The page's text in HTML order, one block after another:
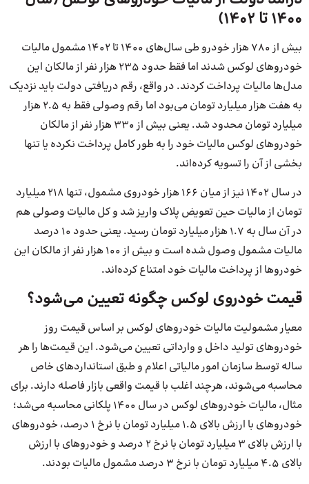
۱۴۰۰ تا ۱۴۰۲)
بیش از ۷۸۰ هزار خودرو طی سال‌های ۱۴۰۰ تا ۱۴۰۲ مشمول مالیات
خودروهای لوکس شدند اما فقط حدود ۲۳۵ هزار نفر از مالکان این
مدل‌ها مالیات پرداخت کردند. در واقع، رقم دریافتی دولت باید نزدیک
به هفت هزار میلیارد تومان می‌بود اما رقم وصولی فقط به ۲.۵ هزار
میلیارد تومان محدود شد. یعنی بیش از ۳۳۰ هزار نفر از مالکان
خودروهای لوکس مالیات خود را به طور کامل پرداخت نکرده یا تنها
بخشی از آن را تسویه کرده‌اند.
در سال ۱۴۰۲ نیز از میان ۱۶۶ هزار خودروی مشمول، تنها ۲۱۸ میلیارد
تومان از مالیات حین تعویض پلاک واریز شد و کل مالیات وصولی هم
در آن سال به ۱.۷ هزار میلیارد تومان رسید. یعنی حدود ۱۰ درصد
مالیات مشمول وصول شده است و بیش از ۱۰۰ هزار نفر از مالکان این
خودروها از پرداخت مالیات خود امتناع کرده‌اند.
قیمت خودروی لوکس چگونه تعیین می‌شود؟
معیار مشمولیت مالیات خودروهای لوکس بر اساس قیمت روز
خودروهای تولید داخل و وارداتی تعیین می‌شود. این قیمت‌ها را هر
ساله توسط سازمان امور مالیاتی اعلام و طبق استانداردهای خاص
محاسبه می‌شوند، هرچند اغلب با قیمت واقعی بازار فاصله دارند. برای
مثال، مالیات خودروهای لوکس در سال ۱۴۰۰ پلکانی محاسبه می‌شد؛
خودروهای با ارزش بالای ۱.۵ میلیارد تومان با نرخ ۱ درصد، خودروهای
با ارزش بالای ۳ میلیارد تومان با نرخ ۲ درصد و خودروهای با ارزش
بالای ۴.۵ میلیارد تومان با نرخ ۳ درصد مشمول مالیات بودند.